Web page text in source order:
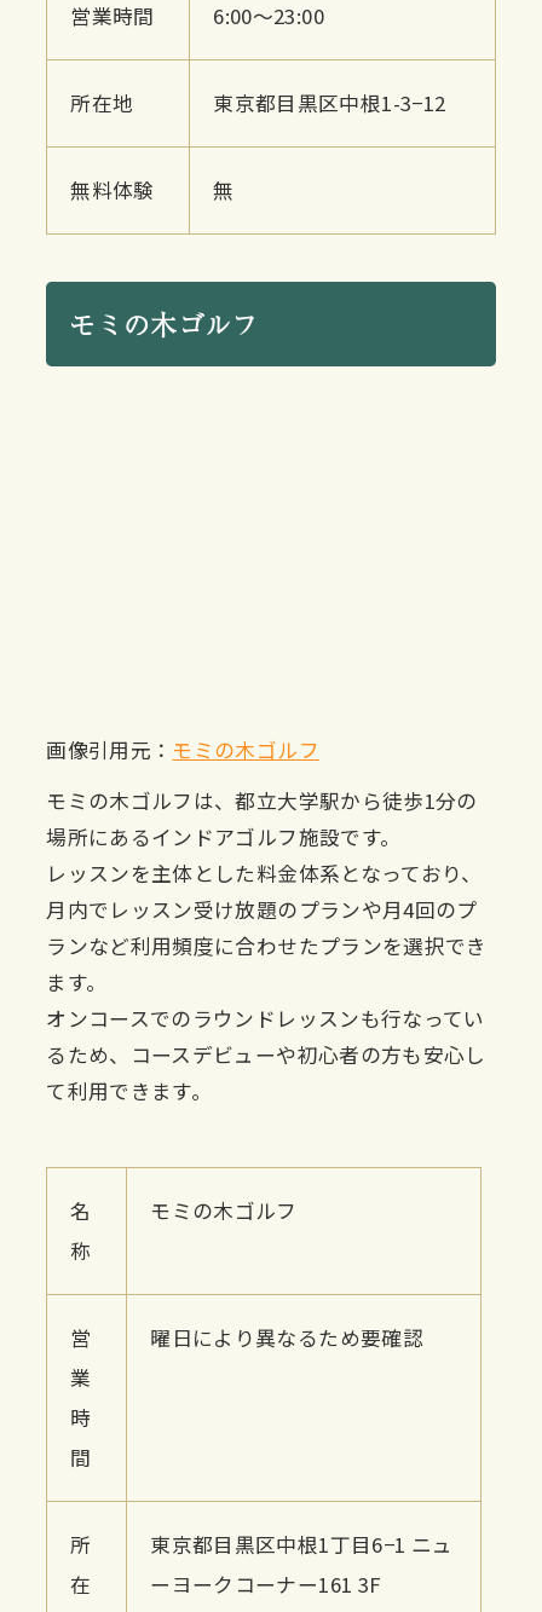
営業時間 6:00〜23:00
所在地 東京都目黒区中根1-3−12
無料体験 無
モミの木ゴルフ
画像引用元： モミの木ゴルフ
モミの木ゴルフは、都立大学駅から徒歩1分の
場所にあるインドアゴルフ施設です。
レッスンを主体とした料金体系となっており、
月内でレッスン受け放題のプランや月4回のプ
ランなど利用頻度に合わせたプランを選択でき
ます。
オンコースでのラウンドレッスンも行なってい
るため、コースデビューや初心者の方も安心し
て利用できます。
名
称
モミの木ゴルフ
営
業
時
間
曜日により異なるため要確認
所
在
東京都目黒区中根1丁目6−1 ニュ
ーヨークコーナー161 3F